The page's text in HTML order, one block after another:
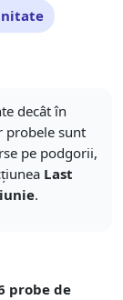
decât în
probele sunt
pe podgorii,
Last
.
probe de